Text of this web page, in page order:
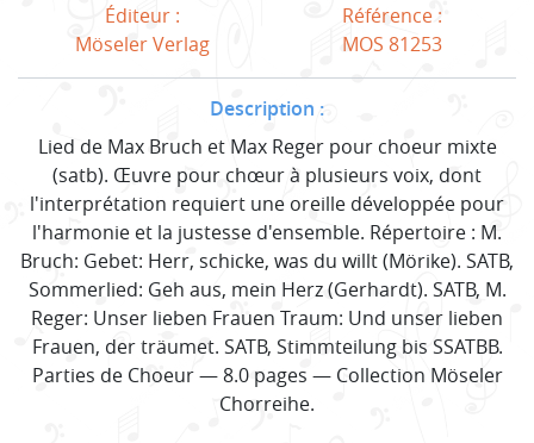
Éditeur :
Möseler Verlag
Référence :
MOS 81253
Description :
Lied de Max Bruch et Max Reger pour choeur mixte
(satb). Œuvre pour chœur à plusieurs voix, dont
l'interprétation requiert une oreille développée pour
l'harmonie et la justesse d'ensemble. Répertoire : M.
Bruch: Gebet: Herr, schicke, was du willt (Mörike). SATB,
Sommerlied: Geh aus, mein Herz (Gerhardt). SATB, M.
Reger: Unser lieben Frauen Traum: Und unser lieben
Frauen, der träumet. SATB, Stimmteilung bis SSATBB.
Parties de Choeur — 8.0 pages — Collection Möseler
Chorreihe.